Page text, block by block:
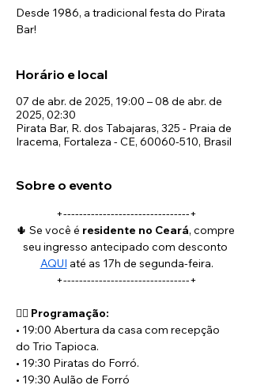
Desde 1986, a tradicional festa do Pirata
Horário e local
07 de abr. de 2025, 19:00 – 08 de abr. de
2025, 02:30
Pirata Bar, R. dos Tabajaras, 325 - Praia de
Iracema, Fortaleza - CE, 60060-510, Brasil
Sobre o evento
+--------------------------------+
🌵 Se você é residente no Ceará, compre
seu ingresso antecipado com desconto
AQUI até as 17h de segunda-feira.
+--------------------------------+
🏴‍☠️ Programação:
• 19:00 Abertura da casa com recepção
do Trio Tapioca.
• 19:30 Piratas do Forró.
• 19:30 Aulão de Forró